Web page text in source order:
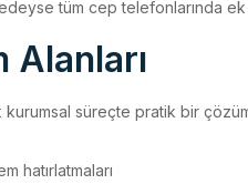
tüm cep telefonlarında
Alanları
süreçte pratik bir
hatırlatmaları